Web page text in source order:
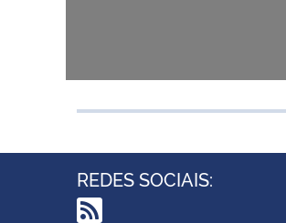
REDES SOCIAIS: